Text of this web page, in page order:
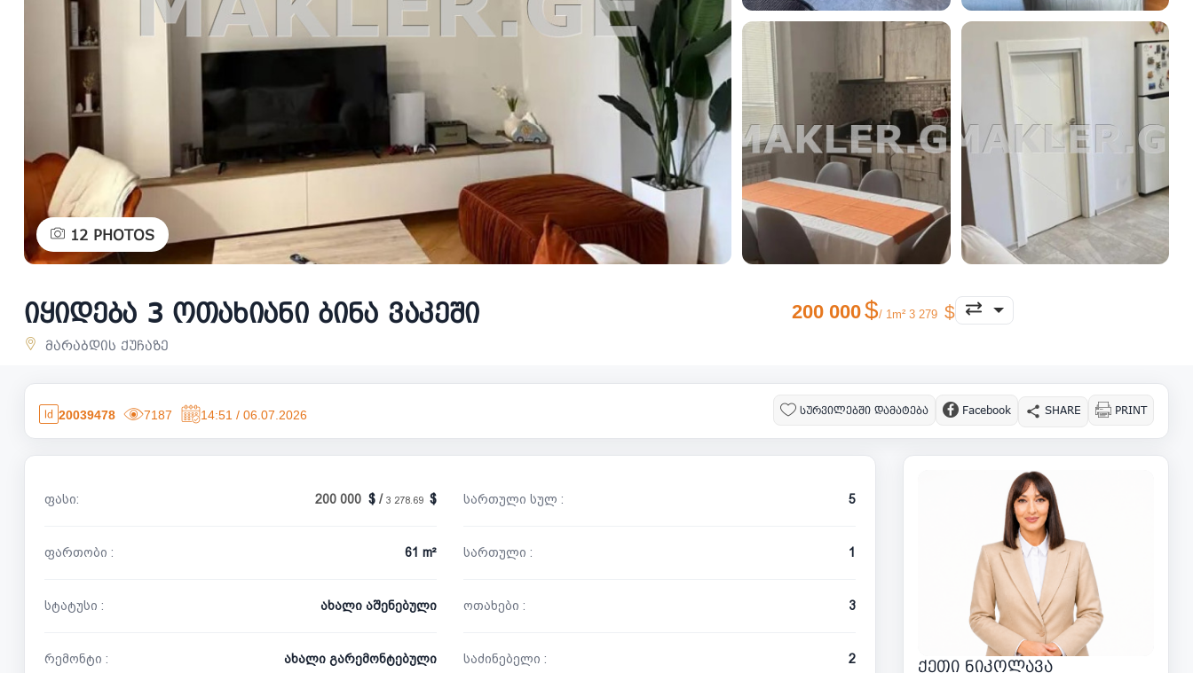
12 PHOTOS
იყიდება 3 ოთახიანი ბინა ვაკეში
მარაბდის ქუჩაზე
200 000 / 1m² 3 279
20039478 7187 14:51 / 06.07.2026 სურვილებში დამატება Facebook SHARE PRINT
ფასი: 200 000 / 3 278.69
ფართობი : 61 m²
სტატუსი : ახალი აშენებული
რემონტი : ახალი გარემონტებული
სართული სულ : 5
სართული : 1
ოთახები : 3
საძინებელი : 2 ქეთი ნიკოლავა